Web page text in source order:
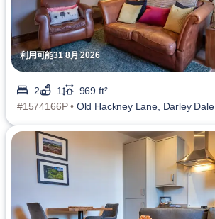
利用可能31 8月 2026
2 1
969 ft²
#1574166P • Old Hackney Lane, Darley Dale